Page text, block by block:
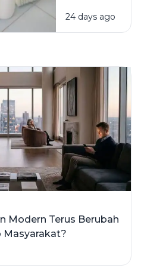
Bahan
Pembersih
24 days ago
Modern Terus Berubah
Masyarakat?